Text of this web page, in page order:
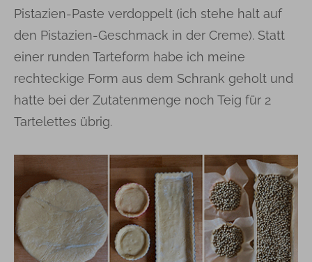
Pistazien-Paste verdoppelt (ich stehe halt auf
den Pistazien-Geschmack in der Creme). Statt
einer runden Tarteform habe ich meine
rechteckige Form aus dem Schrank geholt und
hatte bei der Zutatenmenge noch Teig für 2
Tartelettes übrig.